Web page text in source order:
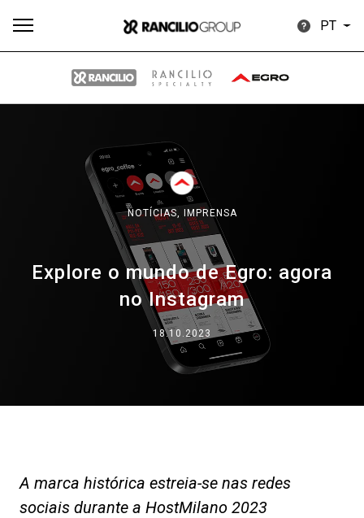
PT
NOTÍCIAS, IMPRENSA
Explore o mundo de Egro: agora
no Instagram
18.10.2023
A marca histórica estreia-se nas redes
sociais durante a HostMilano 2023
Produtos Notícias
Our brands
Nossos laboratórios